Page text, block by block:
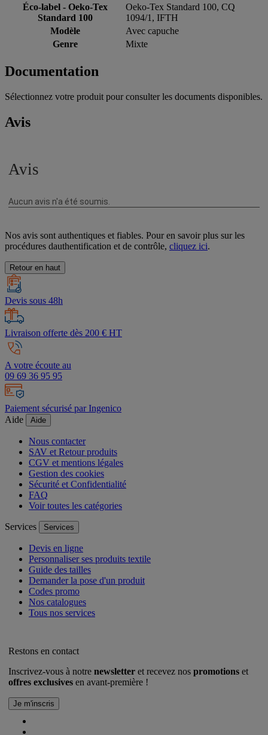
Éco-label - Oeko-Tex
Standard 100
Oeko-Tex Standard 100, CQ
1094/1, IFTH
Modèle
Avec capuche
Genre
Mixte
Documentation
Sélectionnez votre produit pour consulter les documents disponibles.
Avis
Nos avis sont authentiques et fiables. Pour en savoir plus sur les
procédures dauthentification et de contrôle, cliquez ici.
Retour en haut
Devis sous 48h
Livraison offerte dès 200 € HT
A votre écoute au
09 69 36 95 95
Paiement sécurisé par Ingenico
Aide
Aide
Nous contacter
SAV et Retour produits
CGV et mentions légales
Gestion des cookies
Sécurité et Confidentialité
FAQ
Voir toutes les catégories
Services Services
Devis en ligne
Personnaliser ses produits textile
Guide des tailles
Demander la pose d'un produit
Codes promo
Nos catalogues
Tous nos services
Restons en contact
Inscrivez-vous à notre newsletter et recevez nos promotions et
offres exclusives en avant-première !